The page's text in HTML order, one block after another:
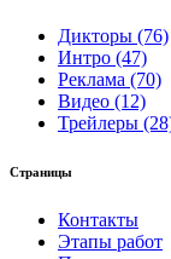
Дикторы (76)
Интро (47)
Реклама (70)
Видео (12)
Трейлеры
Страницы
Контакты
Этапы работ